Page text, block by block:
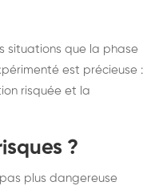
situations que la phase
est précieuse :
risquée et la
?
plus dangereuse